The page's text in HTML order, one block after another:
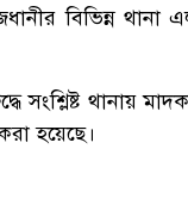
বিভিন্ন
সংশ্লিষ্ট থানায়
হয়েছে।